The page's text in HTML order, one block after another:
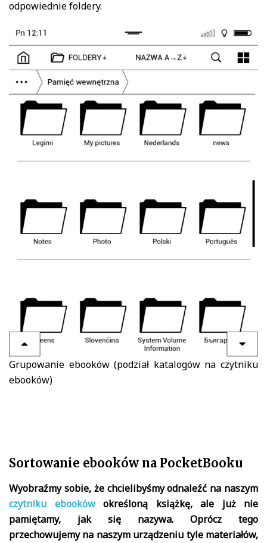
odpowiednie foldery.
Grupowanie ebooków (podział katalogów na czytniku
ebooków)
Sortowanie ebooków na PocketBooku
Wyobraźmy sobie, że chcielibyśmy odnaleźć na naszym
czytniku ebookówokreśloną książkę, ale już nie
pamiętamy, jak się nazywa. Oprócz tego
przechowujemy na naszym urządzeniu tyle materiałów,